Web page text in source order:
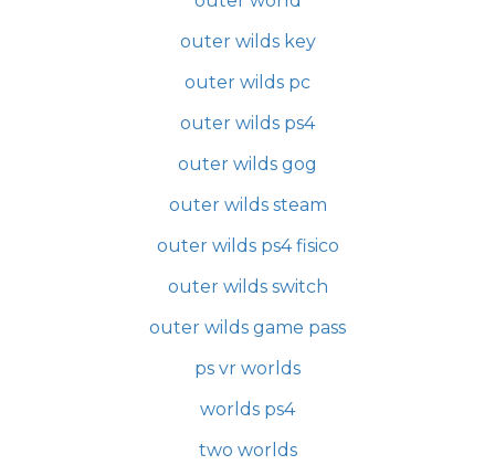
outer wilds key
outer wilds pc
outer wilds ps4
outer wilds gog
outer wilds steam
outer wilds ps4 fisico
outer wilds switch
outer wilds game pass
ps vr worlds
worlds ps4
two worlds